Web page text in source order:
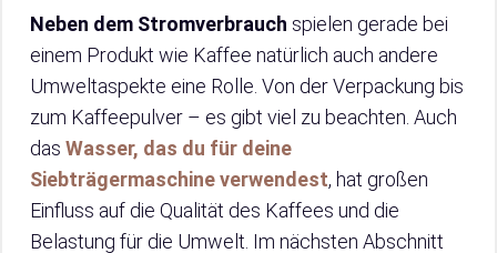
Neben dem Stromverbrauch spielen gerade bei
einem Produkt wie Kaffee natürlich auch andere
Umweltaspekte eine Rolle. Von der Verpackung bis
zum Kaffeepulver – es gibt viel zu beachten. Auch
das Wasser, das du für deine
Siebträgermaschine verwendest, hat großen
Einfluss auf die Qualität des Kaffees und die
Belastung für die Umwelt. Im nächsten Abschnitt